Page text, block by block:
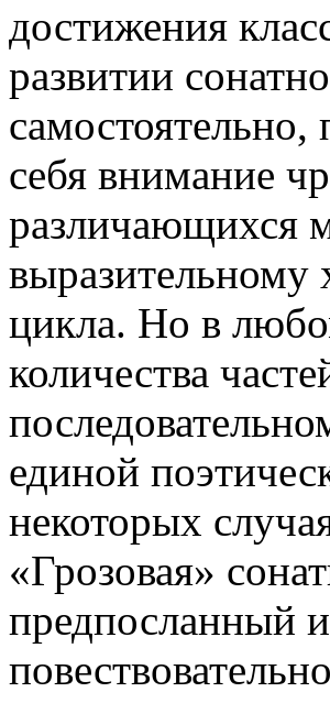
достижения
развитии
себя внимание
различающихся
выразительному
цикла. Но в
количества
единой
некоторых
«Грозовая»
предпосланный